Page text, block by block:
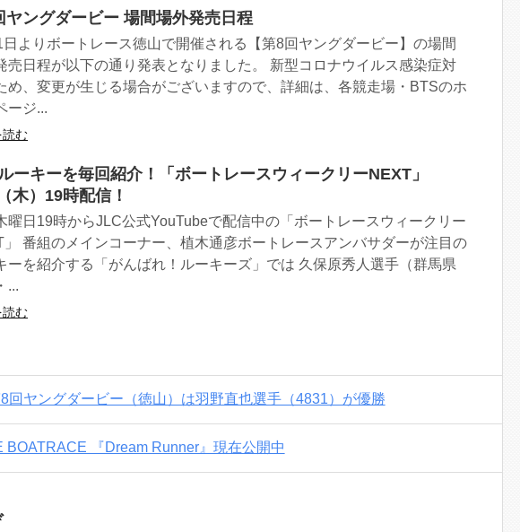
ヤングダービー 場間場外発売日程
日よりボートレース徳山で開催される【第8回ヤングダービー】の場間
売日程が以下の通り発表となりました。 新型コロナウイルス感染症対
め、変更が生じる場合がございますので、詳細は、各競走場・BTSのホ
ージ...
読む
ーキーを毎回紹介！「ボートレースウィークリーNEXT」
木）19時配信！
曜日19時からJLC公式YouTubeで配信中の「ボートレースウィークリー
」 番組のメインコーナー、植木通彦ボートレースアンバサダーが注目の
ーを紹介する「がんばれ！ルーキーズ」では 久保原秀人選手（群馬県
...
読む
回ヤングダービー（徳山）は羽野直也選手（4831）が優勝
BOATRACE 『Dream Runner』現在公開中